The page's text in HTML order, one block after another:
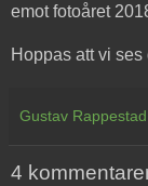
emot fotoåret
Hoppas att vi ses
Gustav Rappestad
4